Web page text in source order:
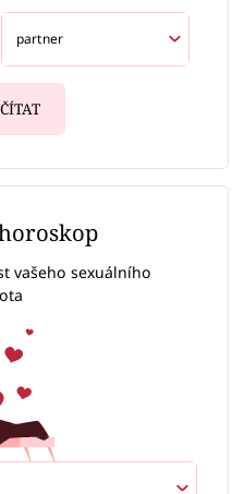
vašeho sexuálního